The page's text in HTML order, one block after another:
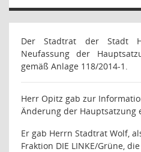
Der Stadtrat der Stadt
Neufassung der
gemäß Anlage 118/2014-1.
Herr Opitz gab zur
Änderung der Hauptsatzung
Er gab Herrn Stadtrat Wolf,
Fraktion DIE LINKE/Grüne,